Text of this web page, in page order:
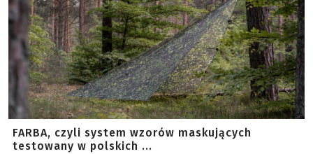
FARBA, czyli system wzorów maskujących
testowany w polskich ...